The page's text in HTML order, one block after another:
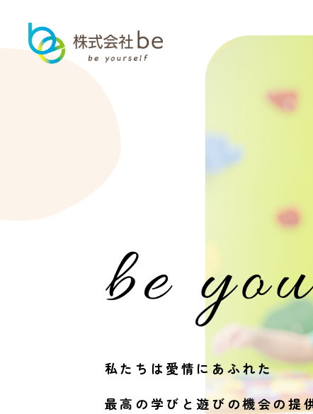
私たちは愛情にあふれた
最高の学びと遊びの機会の提